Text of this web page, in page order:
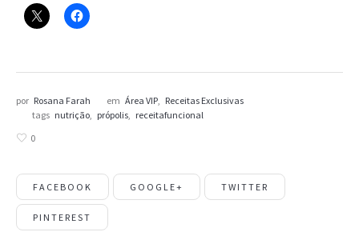
por Rosana Farah em Área VIP
Receitas Exclusivas
tags nutrição própolis
receitafuncional
0
FACEBOOK GOOGLE+ TWITTER
PINTEREST